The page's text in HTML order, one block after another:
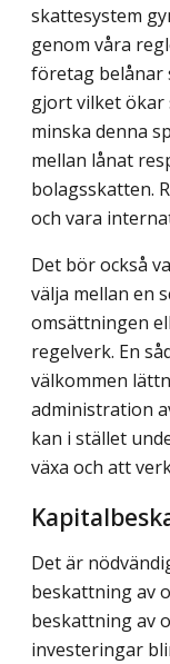
skattesystem
genom våra
företag belånar
gjort vilket ökar
minska denna
mellan lånat
bolagsskatten.
och vara
Det bör också
välja mellan en
omsättningen
regelverk. En
välkommen
administration
kan i stället
växa och att
Det är
beskattning av
beskattning av
investeringar